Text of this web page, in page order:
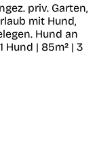
priv. Garten,
mit Hund,
Hund an
Hund | 85m² | 3